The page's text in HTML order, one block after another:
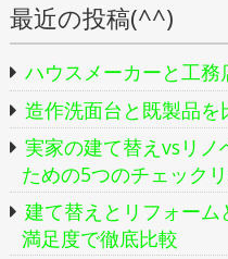
ビ
ゲ
ー
シ
ョ
ン
最近の投稿(^^)
ハウスメーカーと工
造作洗面台と既製品を
実家の建て替えvsリ
ための5つのチェック
建て替えとリフォーム
満足度で徹底比較